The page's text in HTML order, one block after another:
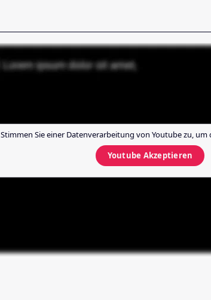
Stimmen Sie einer Datenverarbeitung von Youtubezu, um
Youtube Akzeptieren